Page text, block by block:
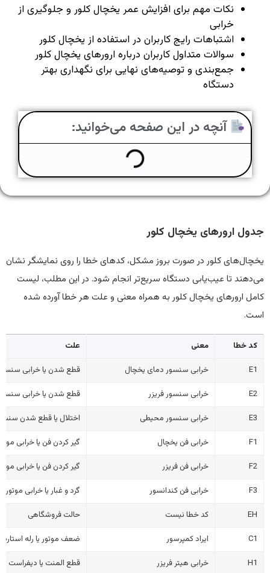
نکات مهم برای افزایش عمر یخچال کلور و جلوگیری از
خرابی
اشتباهات رایج کاربران در استفاده از یخچال کلور
سوالات متداول کاربران درباره ارورهای یخچال کلور
جمع‌بندی و توصیه‌های نهایی برای نگهداری بهتر
دستگاه
آنچه در این صفحه می‌خوانید:
جدول ارورهای یخچال کلور
یخچال‌های کلور در صورت بروز مشکل، کدهای خطا را روی نمایشگر نشان
می‌دهند تا عیب‌یابی دستگاه سریع‌تر انجام شود. در این مطلب، لیست
کامل ارورهای یخچال کلور به همراه معنی و علت هر خطا آورده شده
است.
کد خطا معنی
علت
E1
خرابی سنسور دمای یخچال
قطع شدن یا خرابی
E2
خرابی سنسور فریزر
قطع شدن یا خرابی
E3
خرابی سنسور محیطی
اختلال یا قطع شدن
F1
خرابی فن یخچال
گیر کردن فن یا خرابی
F2
خرابی فن فریزر
گیر کردن فن یا خرابی
F3
خرابی فن کندانسور
گرد و غبار یا خرابی موتور
EH
کد خطا نیست
حالت فروشگاهی
C1
ایراد کمپرسور
ضعف موتور یا رله استارت
H1
خرابی هیتر فریزر
قطع المنت یا دیفراست